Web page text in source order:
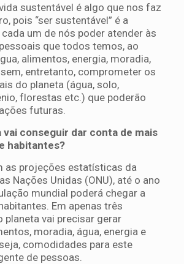
sustentável é algo que nos faz
pois “ser sustentável” é a
um de nós poder atender às
que todos temos, ao
alimentos, energia, moradia,
entretanto, comprometer os
do planeta (água, solo,
florestas etc.) que poderão
futuras.
vai conseguir dar conta de mais
habitantes?
as projeções estatísticas da
Nações Unidas (ONU), até o ano
mundial poderá chegar a
Em apenas três
planeta vai precisar gerar
moradia, água, energia e
comodidades para este
de pessoas.